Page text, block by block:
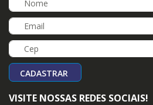
CADASTRAR
VISITE NOSSAS REDES SOCIAIS!